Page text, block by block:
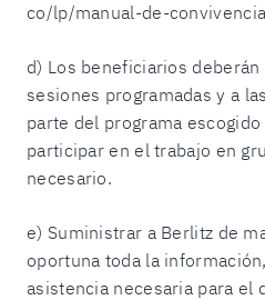
co/lp/manual-de-
d) Los beneficiarios
sesiones programadas y a
parte del programa
participar en el trabajo en
necesario.
e) Suministrar a Berlitz de
oportuna toda la
asistencia necesaria para el